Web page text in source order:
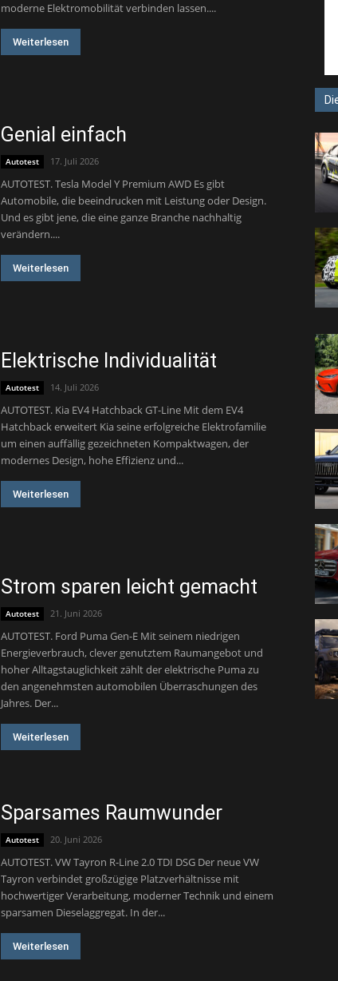
moderne Elektromobilität verbinden lassen....
Weiterlesen
Genial einfach
Autotest 17. Juli 2026
AUTOTEST. Tesla Model Y Premium AWD Es gibt
Automobile, die beeindrucken mit Leistung oder Design.
Und es gibt jene, die eine ganze Branche nachhaltig
verändern....
Weiterlesen
Elektrische Individualität
Autotest 14. Juli 2026
AUTOTEST. Kia EV4 Hatchback GT-Line Mit dem EV4
Hatchback erweitert Kia seine erfolgreiche Elektrofamilie
um einen auffällig gezeichneten Kompaktwagen, der
modernes Design, hohe Effizienz und...
Weiterlesen
Strom sparen leicht gemacht
Autotest 21. Juni 2026
AUTOTEST. Ford Puma Gen-E Mit seinem niedrigen
Energieverbrauch, clever genutztem Raumangebot und
hoher Alltagstauglichkeit zählt der elektrische Puma zu
den angenehmsten automobilen Überraschungen des
Jahres. Der...
Weiterlesen
Sparsames Raumwunder
Autotest 20. Juni 2026
AUTOTEST. VW Tayron R-Line 2.0 TDI DSG Der neue VW
Tayron verbindet großzügige Platzverhältnisse mit
hochwertiger Verarbeitung, moderner Technik und einem
sparsamen Dieselaggregat. In der...
Weiterlesen